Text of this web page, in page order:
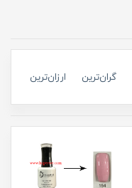
گران‌ترین ارزان‌ترین